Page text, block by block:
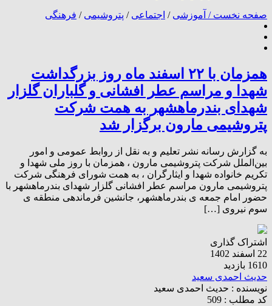
صفحه نخست / آموزشی / اجتماعی / پتروشیمی / فرهنگی
همزمان با ۲۲ اسفند ماه روز بزرگداشت
شهدا و مراسم عطر افشانی و گلباران گلزار
شهدای بندرماهشهر به همت شرکت
پتروشیمی مارون برگزار شد
به گزارش رسانه نشر تعلیم و به نقل از روابط عمومی و امور
بین‌الملل شرکت پتروشیمی مارون ، همزمان با روز ملی شهدا و
تکریم خانواده شهدا و ایثارگران ، به همت شورای فرهنگی شرکت
پتروشیمی مارون مراسم عطر افشانی گلزار شهدای بندرماهشهر با
حضور امام جمعه ی بندرماهشهر، جانشین فرماندهی منطقه ی
سوم نیروی […]
اشتراک گذاری
22 اسفند 1402
1610 بازدید
حدیث احمدی سعید
نویسنده : حدیث احمدی سعید
کد مطلب : 509